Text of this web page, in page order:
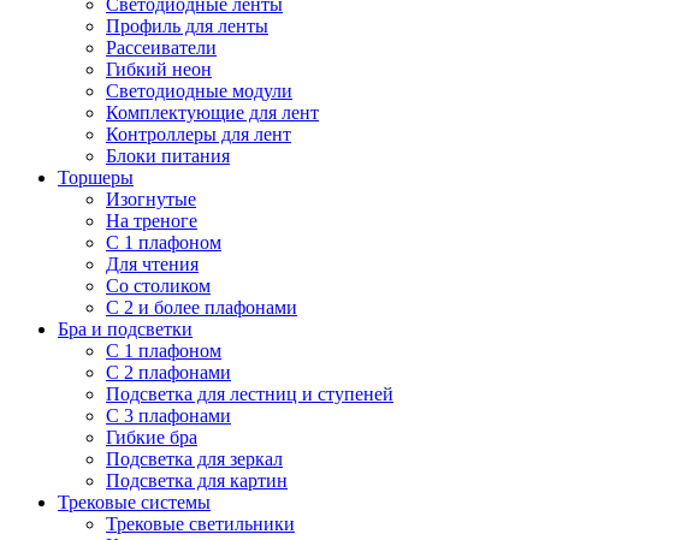
Светодиодные ленты
Профиль для ленты
Рассеиватели
Гибкий неон
Светодиодные модули
Комплектующие для лент
Контроллеры для лент
Блоки питания
Торшеры
Изогнутые
На треноге
С 1 плафоном
Для чтения
Со столиком
С 2 и более плафонами
Бра и подсветки
С 1 плафоном
С 2 плафонами
Подсветка для лестниц и ступеней
С 3 плафонами
Гибкие бра
Подсветка для зеркал
Подсветка для картин
Трековые системы
Трековые светильники